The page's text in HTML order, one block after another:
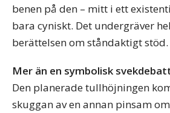
benen på den – mitt i ett
bara cyniskt. Det undergräver
berättelsen om ståndaktigt stöd.
Mer än en symbolisk
Den planerade tullhöjningen
skuggan av en annan pinsam